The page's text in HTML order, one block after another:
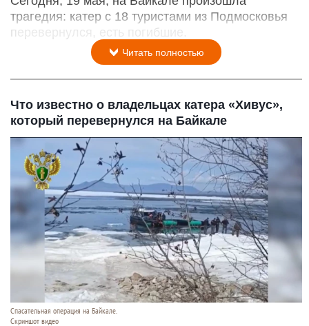
трагедия: катер с 18 туристами из Подмосковья
перевернулся, есть погибшие.
Читать полностью
Что известно о владельцах катера «Хивус»,
который перевернулся на Байкале
Спасательная операция на Байкале.
Скриншот видео